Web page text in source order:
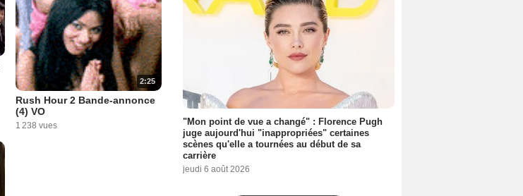
2:25
Rush Hour 2 Bande-annonce
(4) VO
1 238 vues
"Mon point de vue a changé" : Florence Pugh
juge aujourd'hui "inappropriées" certaines
scènes qu'elle a tournées au début de sa
carrière
jeudi 6 août 2026